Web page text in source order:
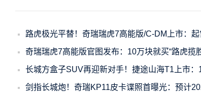
路虎极光平替！奇瑞瑞虎7高能版/C-DM上市：
奇瑞瑞虎7高能版官图发布：10万块就买“路虎揽
长城方盒子SUV再迎新对手！捷途山海T1上市：
剑指长城炮！奇瑞KP11皮卡谍照首曝光：预计